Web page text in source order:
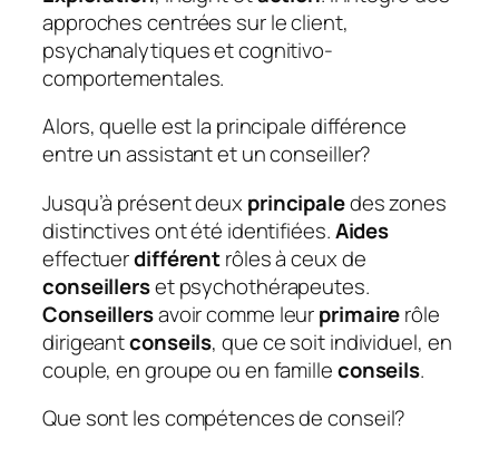
approches centrées sur le client,
psychanalytiques et cognitivo-
comportementales.
Alors, quelle est la principale différence
entre un assistant et un conseiller?
Jusqu’à présent deux principaledes zones
distinctives ont été identifiées.Aides
effectuerdifférentrôles à ceux de
conseillerset psychothérapeutes.
Conseillersavoir comme leurprimairerôle
dirigeantconseils, que ce soit individuel, en
couple, en groupe ou en familleconseils.
Que sont les compétences de conseil?